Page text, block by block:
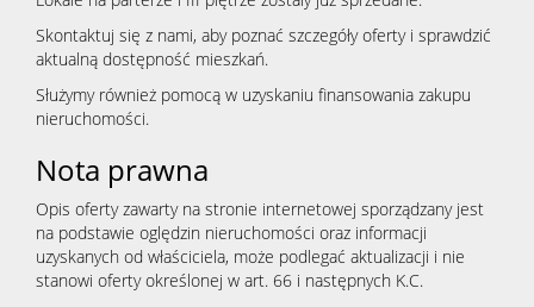
Skontaktuj się z nami, aby poznać szczegóły oferty i sprawdzić
aktualną dostępność mieszkań.
Służymy również pomocą w uzyskaniu finansowania zakupu
nieruchomości.
Nota prawna
Opis oferty zawarty na stronie internetowej sporządzany jest
na podstawie oględzin nieruchomości oraz informacji
uzyskanych od właściciela, może podlegać aktualizacji i nie
stanowi oferty określonej w art. 66 i następnych K.C.